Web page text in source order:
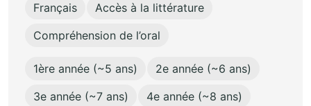
Français
Accès à la littérature
Compréhension de l’oral
1ère année (~5 ans)
2e année (~6 ans)
3e année (~7 ans)
4e année (~8 ans)